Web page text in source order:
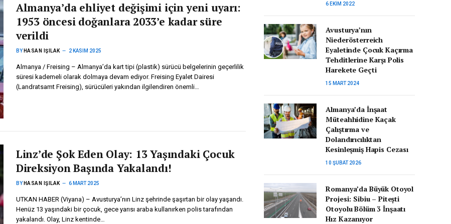
Almanya’da ehliyet değişimi için yeni uyarı:
1953 öncesi doğanlara 2033’e kadar süre
verildi
BY HASAN IŞILAK 2 KASIM 2025
Almanya / Freising – Almanya’da kart tipi (plastik) sürücü belgelerinin geçerlilik
süresi kademeli olarak dolmaya devam ediyor. Freising Eyalet Dairesi
(Landratsamt Freising), sürücüleri yakından ilgilendiren önemli…
Linz’de Şok Eden Olay: 13 Yaşındaki Çocuk
Direksiyon Başında Yakalandı!
BY HASAN IŞILAK 6 MART 2025
UTKAN HABER (Viyana) – Avusturya’nın Linz şehrinde şaşırtan bir olay yaşandı.
Henüz 13 yaşındaki bir çocuk, gece yarısı araba kullanırken polis tarafından
yakalandı. Olay, Linz kentinde…
6 EKIM 2022
Avusturya’nın
Niederösterreich
Eyaletinde Çocuk Kaçırma
Tehditlerine Karşı Polis
Harekete Geçti
15 MART 2024
Almanya’da İnşaat
Müteahhidine Kaçak
Çalıştırma ve
Dolandırıcılıktan
Kesinleşmiş Hapis Cezası
10 ŞUBAT 2026
Romanya’da Büyük Otoyol
Projesi: Sibiu – Pitești
Otoyolu Bölüm 3 İnşaatı
Hız Kazanıyor